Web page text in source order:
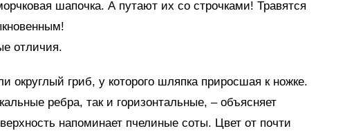
шапочка. А путают их со строчками! Травятся
отличия.
округлый гриб, у которого шляпка приросшая к ножке.
ребра, так и горизонтальные, – объясняет
напоминает пчелиные соты. Цвет от почти